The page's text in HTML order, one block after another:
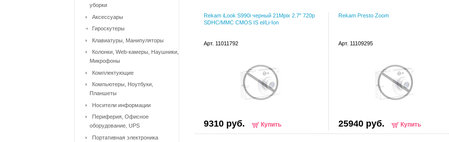
Rekam iLook S990i черный 21Mpix 2.7" 720p
SDHC/MMC CMOS IS el/Li-Ion
Арт. 11011792
9310 руб. Купить
Rekam Presto Zoom
Арт. 11109295
25940 руб. Купить
уборки
Аксессуары
Гироскутеры
Клавиатуры, Манипуляторы
Колонки, Web-камеры, Наушники,
Микрофоны
Комплектующие
Компьютеры, Ноутбуки,
Планшеты
Носители информации
Периферия, Офисное
оборудование, UPS
Портативная электроника